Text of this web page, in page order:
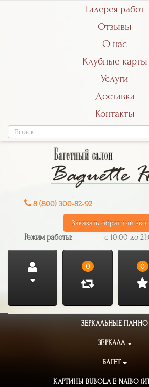
Галерея работ
Отзывы
О нас
Клубные карты
Услуги
Доставка
Контакты
8 (800) 300-82-92
Заказать обратный
Режим работы: с 10:00 до
0 0
ЗЕРКАЛЬНЫЕ ПАННО
ЗЕРКАЛА
БАГЕТ
КАРТИНЫ BUBOLA E NAIBO